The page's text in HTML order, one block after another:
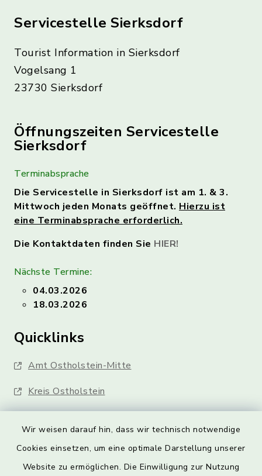
Wir weisen darauf hin, dass wir technisch notwendige
Cookies einsetzen, um eine optimale Darstellung unserer
Website zu ermöglichen. Die Einwilligung zur Nutzung
Servicestelle Sierksdorf
Tourist Information in Sierksdorf
Vogelsang 1
23730 Sierksdorf
Öffnungszeiten Servicestelle
Sierksdorf
Terminabsprache
Die Servicestelle in Sierksdorf ist am 1. & 3.
Mittwoch jeden Monats geöffnet. Hierzu ist
eine Terminabsprache erforderlich.
Die Kontaktdaten finden Sie HIER!
Nächste Termine:
04.03.2026
18.03.2026
Quicklinks
Amt Ostholstein-Mitte
Kreis Ostholstein